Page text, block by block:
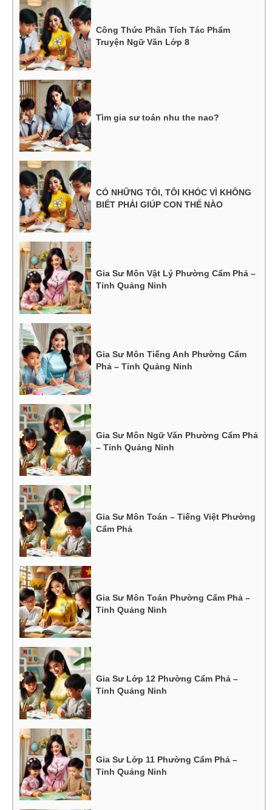
Công Thức Phân Tích Tác Phẩm
Truyện Ngữ Văn Lớp 8
Tìm gia sư toán nhu the nao?
CÓ NHỮNG TỐI, TÔI KHÓC VÌ KHÔNG
BIẾT PHẢI GIÚP CON THẾ NÀO
Gia Sư Môn Vật Lý Phường Cẩm Phả –
Tỉnh Quảng Ninh
Gia Sư Môn Tiếng Anh Phường Cẩm
Phả – Tỉnh Quảng Ninh
Gia Sư Môn Ngữ Văn Phường Cẩm Phả
– Tỉnh Quảng Ninh
Gia Sư Môn Toán – Tiếng Việt Phường
Cẩm Phả
Gia Sư Môn Toán Phường Cẩm Phả –
Tỉnh Quảng Ninh
Gia Sư Lớp 12 Phường Cẩm Phả –
Tỉnh Quảng Ninh
Gia Sư Lớp 11 Phường Cẩm Phả –
Tỉnh Quảng Ninh